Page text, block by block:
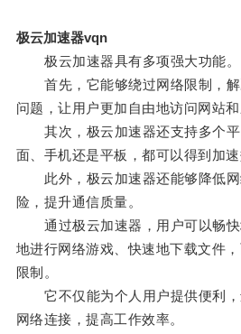
极云加速器vqn
极云加速器具有多项强大功能。
首先，它能够绕过网络限制，解
问题，让用户更加自由地访问网站和
其次，极云加速器还支持多个平
面、手机还是平板，都可以得到加速
此外，极云加速器还能够降低网
险，提升通信质量。
通过极云加速器，用户可以畅快
地进行网络游戏、快速地下载文件
限制。
它不仅能为个人用户提供便利，
网络连接，提高工作效率。